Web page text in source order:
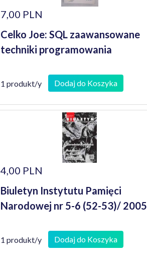
7,00 PLN
Celko Joe: SQL zaawansowane
techniki programowania
1 produkt/y Dodaj do Koszyka
4,00 PLN
Biuletyn Instytutu Pamięci
Narodowej nr 5-6 (52-53)/ 2005
1 produkt/y Dodaj do Koszyka